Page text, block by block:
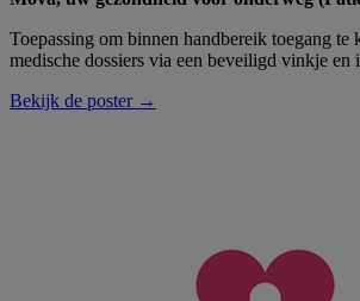
Toepassing om binnen handbereik toegang te
medische dossiers via een beveiligd vinkje en
Bekijk de poster →